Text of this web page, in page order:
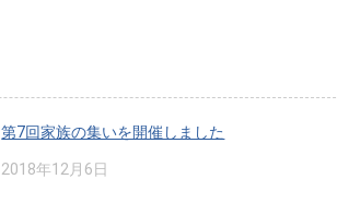
第7回家族の集いを開催しました
2018年12月6日